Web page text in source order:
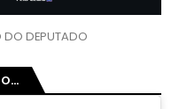
DO DEPUTADO